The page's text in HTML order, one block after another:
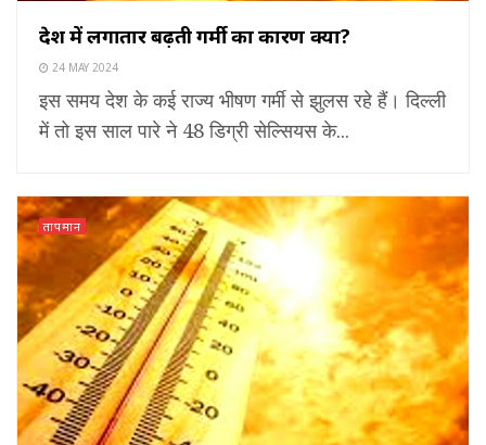
देश में लगातार बढ़ती गर्मी का कारण क्या?
24 MAY 2024
इस समय देश के कई राज्य भीषण गर्मी से झुलस रहे हैं। दिल्ली
में तो इस साल पारे ने 48 डिग्री सेल्सियस के...
तापमान